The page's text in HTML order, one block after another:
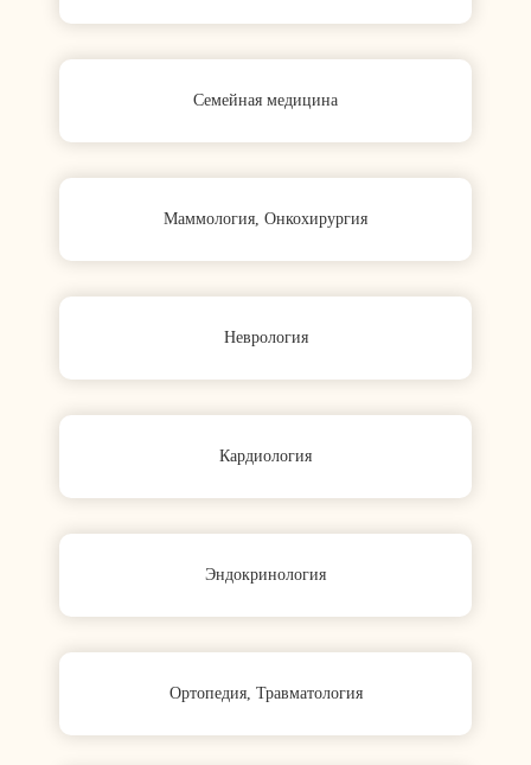
Семейная медицина
Маммология, Онкохирургия
Неврология
Кардиология
Эндокринология
Ортопедия, Травматология